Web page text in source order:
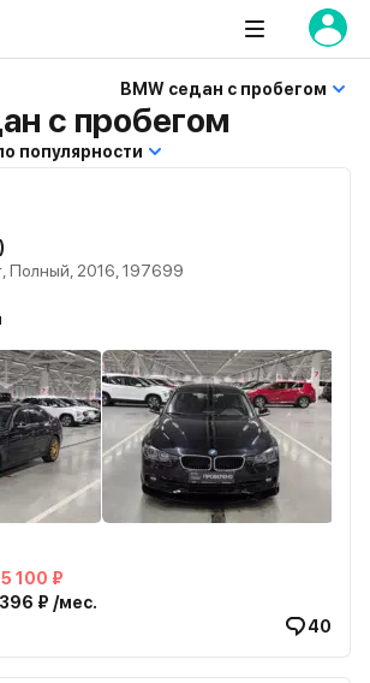
BMW седан с пробегом
с пробегом
популярности
Полный, 2016, 197699
100 ₽
₽ /мес.
40